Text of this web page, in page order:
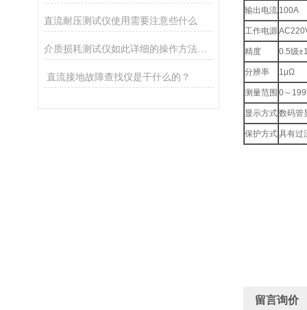
直流耐压测试仪使用需要注意些什么
介质损耗测试仪如此详细的操作方法，你可知晓？
​ 直流接地故障查找仪是干什么的？
输出电流 100A
工作电源
精度 0.5级
分辨率 1μΩ
测量范围 0～
显示方式数码管
保护方式具有过
留言询价